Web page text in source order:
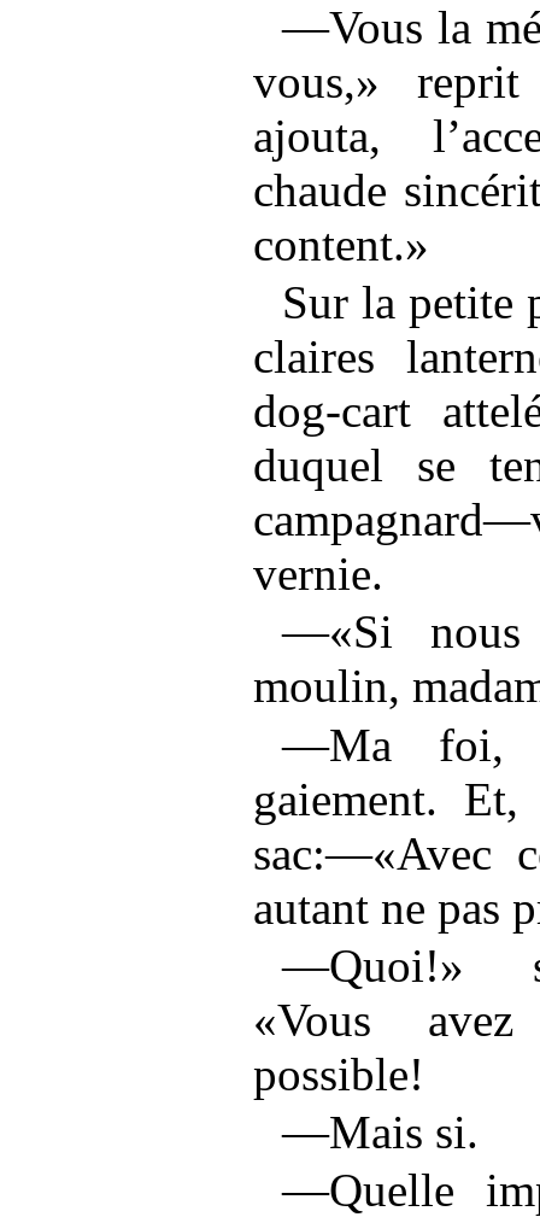
—Vous la
vous,»
ajouta,
chaude
content.»
Sur la petite
claires
dog-cart
duquel se
vernie.
—«Si nous
moulin,
—Ma foi,
gaiement.
sac:—«Avec
autant ne pas
—Quoi!»
«Vous
possible!
—Mais si.
—Quelle